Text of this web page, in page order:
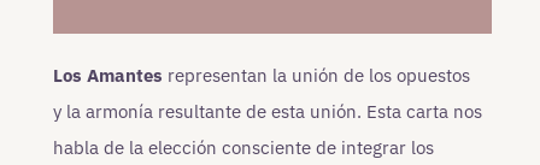
Los Amantes representan la unión de los opuestos
y la armonía resultante de esta unión. Esta carta nos
habla de la elección consciente de integrar los